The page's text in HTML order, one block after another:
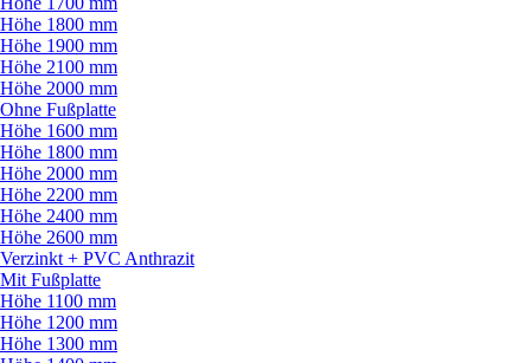
Höhe 1800 mm
Höhe 1900 mm
Höhe 2100 mm
Höhe 2000 mm
Ohne Fußplatte
Höhe 1600 mm
Höhe 1800 mm
Höhe 2000 mm
Höhe 2200 mm
Höhe 2400 mm
Höhe 2600 mm
Verzinkt + PVC Anthrazit
Mit Fußplatte
Höhe 1100 mm
Höhe 1200 mm
Höhe 1300 mm